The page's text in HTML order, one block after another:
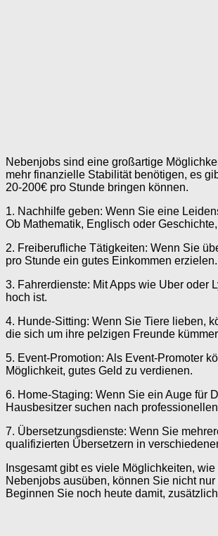
Nebenjobs sind eine großartige
mehr finanzielle Stabilität benötigen, es
20-200€ pro Stunde bringen können.
1. Nachhilfe geben: Wenn Sie eine
Ob Mathematik, Englisch oder
2. Freiberufliche Tätigkeiten: Wenn Sie
pro Stunde ein gutes Einkommen
3. Fahrerdienste: Mit Apps wie Uber oder
hoch ist.
4. Hunde-Sitting: Wenn Sie Tiere lieben,
die sich um ihre pelzigen Freunde
5. Event-Promotion: Als Event-Promoter
Möglichkeit, gutes Geld zu verdienen.
6. Home-Staging: Wenn Sie ein Auge für
Hausbesitzer suchen nach
7. Übersetzungsdienste: Wenn Sie
qualifizierten Übersetzern in
Insgesamt gibt es viele Möglichkeiten,
Nebenjobs ausüben, können Sie nicht
Beginnen Sie noch heute damit,